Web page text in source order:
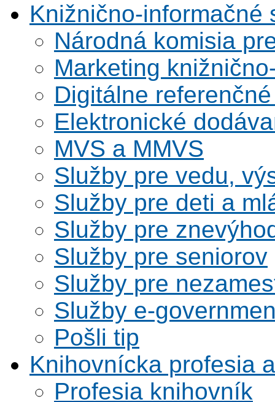
Knižnično-informačné
Národná komisia
Marketing
Digitálne
Elektronické
MVS a MMVS
Služby pre vedu,
Služby pre deti a
Služby pre
Služby pre seniorov
Služby pre
Služby e-
Pošli tip
Knihovnícka profesia
Profesia knihovník